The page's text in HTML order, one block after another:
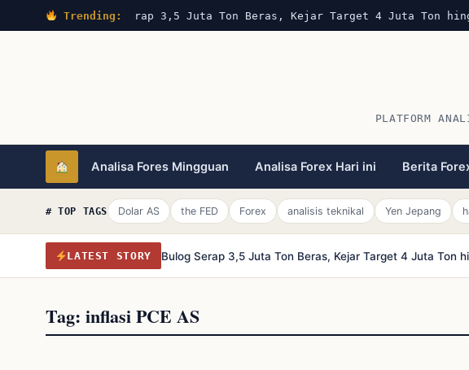
Trending:
Bulog Serap 3,5 Juta Ton Beras, Kejar Target 4 Juta Ton
PLATFORM
Analisa Fores Mingguan Analisa Forex Hari ini Berita
# TOP TAGS Dolar AS the FED Forex analisis teknikal Yen Jepang
LATEST STORY Bulog Serap 3,5 Juta Ton Beras, Kejar Target 4 Juta Ton
Tag: inflasi PCE AS